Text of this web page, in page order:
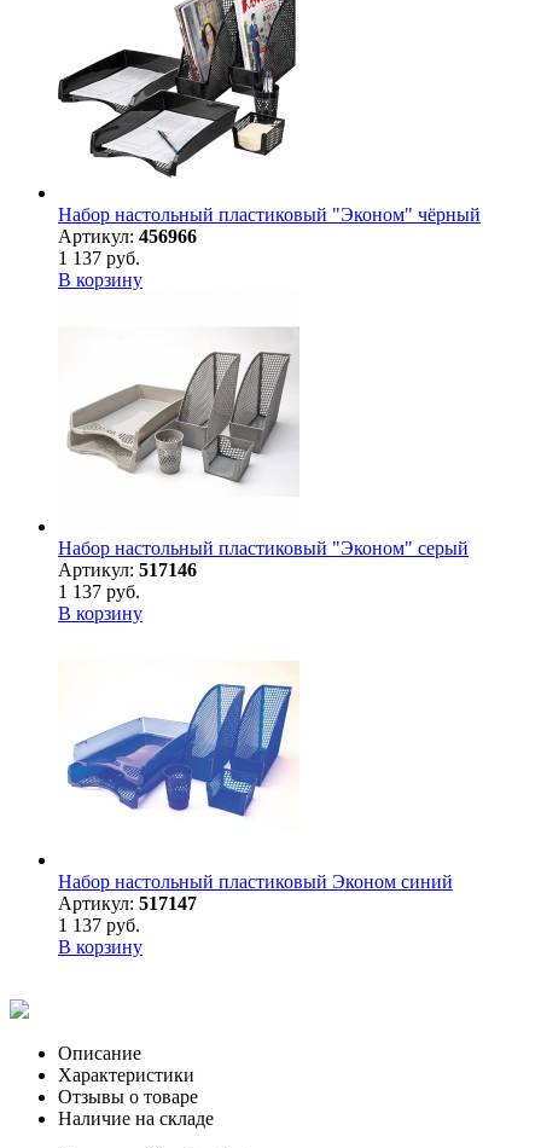
Набор настольный пластиковый "Эконом" чёрный
Артикул: 456966
1 137 руб.
В корзину
Набор настольный пластиковый "Эконом" серый
Артикул: 517146
1 137 руб.
В корзину
Набор настольный пластиковый Эконом синий
Артикул: 517147
1 137 руб.
В корзину
Описание
Характеристики
Отзывы о товаре
Наличие на складе